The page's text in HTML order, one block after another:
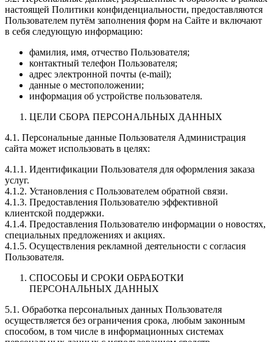
настоящей Политики конфиденциальности, предоставляются
Пользователем путём заполнения форм на Сайте и включают
в себя следующую информацию:
фамилия, имя, отчество Пользователя;
контактный телефон Пользователя;
адрес электронной почты (e-mail);
данные о местоположении;
информация об устройстве пользователя.
ЦЕЛИ СБОРА ПЕРСОНАЛЬНЫХ ДАННЫХ
4.1. Персональные данные Пользователя Администрация
сайта может использовать в целях:
4.1.1. Идентификации Пользователя для оформления заказа
услуг.
4.1.2. Установления с Пользователем обратной связи.
4.1.3. Предоставления Пользователю эффективной
клиентской поддержки.
4.1.4. Предоставления Пользователю информации о новостях,
специальных предложениях и акциях.
4.1.5. Осуществления рекламной деятельности с согласия
Пользователя.
СПОСОБЫ И СРОКИ ОБРАБОТКИ
ПЕРСОНАЛЬНЫХ ДАННЫХ
5.1. Обработка персональных данных Пользователя
осуществляется без ограничения срока, любым законным
способом, в том числе в информационных системах